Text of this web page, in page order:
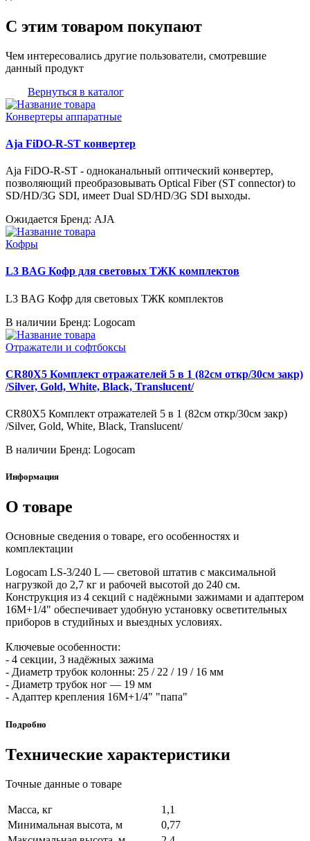
С этим товаром покупают
Чем интересовались другие пользователи, смотревшие
данный продукт
Вернуться в каталог
Конвертеры аппаратные
Aja FiDO-R-ST конвертер
Aja FiDO-R-ST - одноканальный оптический конвертер,
позволяющий преобразовывать Optical Fiber (ST connector) to
SD/HD/3G SDI, имеет Dual SD/HD/3G SDI выходы.
Ожидается Бренд: AJA
Кофры
L3 BAG Кофр для световых ТЖК комплектов
L3 BAG Кофр для световых ТЖК комплектов
В наличии Бренд: Logocam
Отражатели и софтбоксы
CR80X5 Комплект отражателей 5 в 1 (82см откр/30см закр)
/Silver, Gold, White, Black, Translucent/
CR80X5 Комплект отражателей 5 в 1 (82см откр/30см закр)
/Silver, Gold, White, Black, Translucent/
В наличии Бренд: Logocam
Информация
О товаре
Основные сведения о товаре, его особенностях и
комплектации
Logocam LS-3/240 L — световой штатив с максимальной
нагрузкой до 2,7 кг и рабочей высотой до 240 см.
Конструкция из 4 секций с надёжными зажимами и адаптером
16M+1/4" обеспечивает удобную установку осветительных
приборов в студийных и выездных условиях.
Ключевые особенности:
- 4 секции, 3 надёжных зажима
- Диаметр трубок колонны: 25 / 22 / 19 / 16 мм
- Диаметр трубок ног — 19 мм
- Адаптер крепления 16M+1/4" "папа"
Подробно
Технические характеристики
Точные данные о товаре
Масса, кг
1,1
Минимальная высота, м
0,77